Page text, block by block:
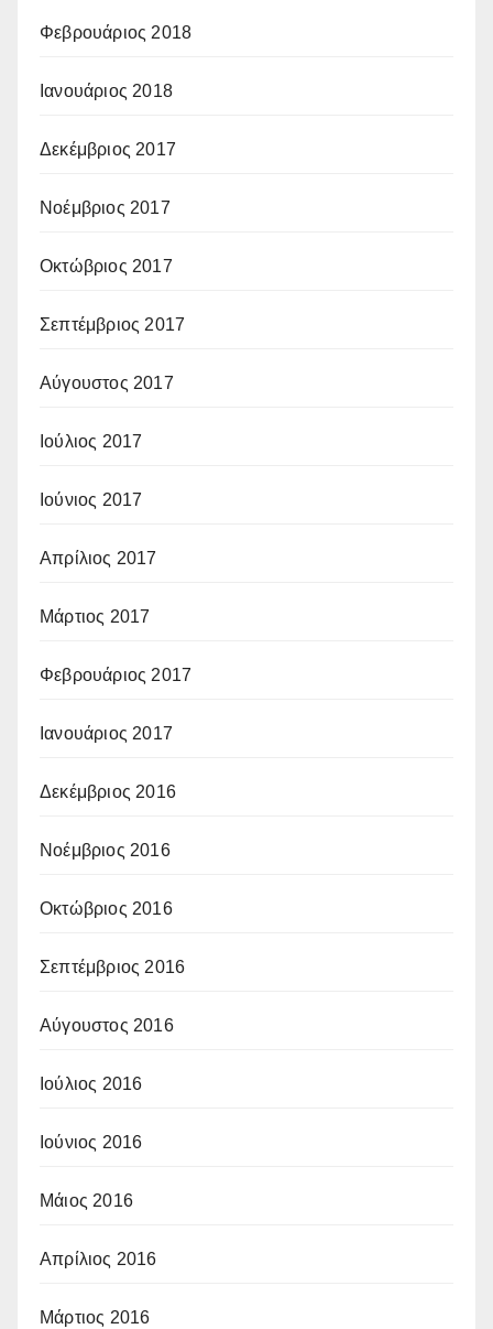
Φεβρουάριος 2018
Ιανουάριος 2018
Δεκέμβριος 2017
Νοέμβριος 2017
Οκτώβριος 2017
Σεπτέμβριος 2017
Αύγουστος 2017
Ιούλιος 2017
Ιούνιος 2017
Απρίλιος 2017
Μάρτιος 2017
Φεβρουάριος 2017
Ιανουάριος 2017
Δεκέμβριος 2016
Νοέμβριος 2016
Οκτώβριος 2016
Σεπτέμβριος 2016
Αύγουστος 2016
Ιούλιος 2016
Ιούνιος 2016
Μάιος 2016
Απρίλιος 2016
Μάρτιος 2016